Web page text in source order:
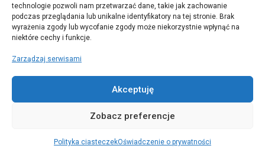
technologie pozwoli nam przetwarzać dane, takie jak zachowanie
podczas przeglądania lub unikalne identyfikatory na tej stronie. Brak
wyrażenia zgody lub wycofanie zgody może niekorzystnie wpłynąć na
niektóre cechy i funkcje.
Zarządzaj serwisami
Akceptuję
Zobacz preferencje
Polityka ciasteczekOświadczenie o prywatności
sekretariat@szkola-anglojezyczna.pl
©Primary Steps 2020. All Rights Reserved